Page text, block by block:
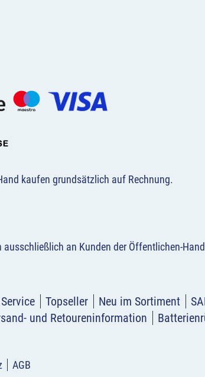
kaufen grundsätzlich auf Rechnung.
an Kunden der Öffentlichen-
Topseller Neu im Sortiment
und Retoureninformation
AGB